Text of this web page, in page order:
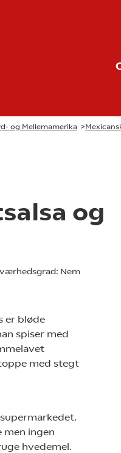
og Mellemamerika >
og
Nem
er bløde
spiser med
med stegt
men ingen
hvedemel.